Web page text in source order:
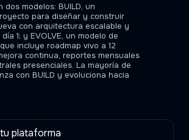
modelos: BUILD, un
para diseñar y construir
con arquitectura escalable y
1; y EVOLVE, un modelo de
incluye roadmap vivo a 12
continua, reportes mensuales
presenciales. La mayoría de
con BUILD y evoluciona hacia
plataforma